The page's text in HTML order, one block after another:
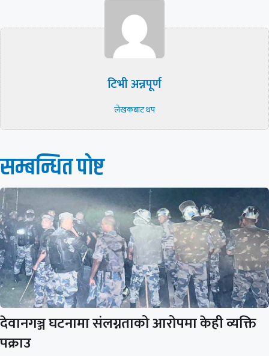
टिभी अन्नपूर्ण
लेखकबाट थप
सम्बन्धित पाेष्ट
देवानगञ्ज घटनामा संलग्नताको आरोपमा केही व्यक्ति
पक्राउ